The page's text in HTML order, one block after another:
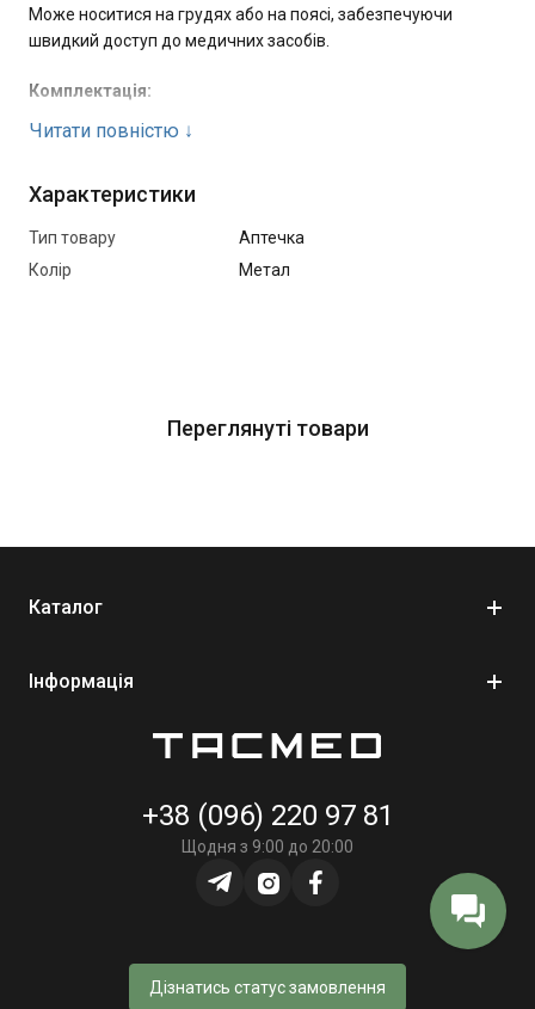
Може носитися на грудях або на поясі, забезпечуючи
швидкий доступ до медичних засобів.
Комплектація:
Турнікет SICH - 1 шт.
Бандаж Persys 4" - 1 шт.
Нітрилові рукавички - 2 пари
повсякденного використання.
Читати повністю ↓
Характеристики
Тип товару
Аптечка
Колір
Метал
Переглянуті товари
Каталог
Інформація
+38 (096) 220 97 81
Щодня з 9:00 до 20:00
Дізнатись статус замовлення